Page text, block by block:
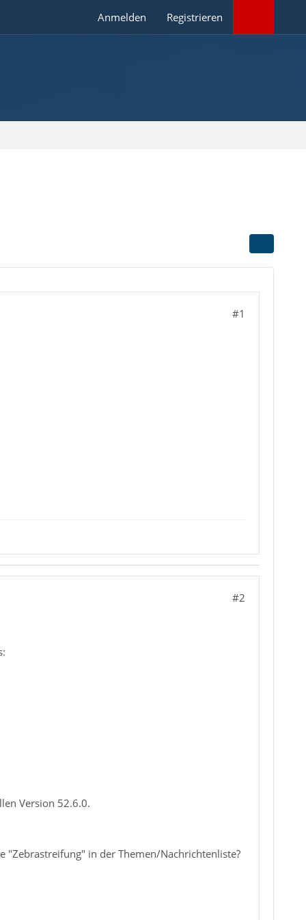
Anmelden Registrieren
#1
#2
Version 52.6.0.
"Zebrastreifung" in der Themen/Nachrichtenliste?